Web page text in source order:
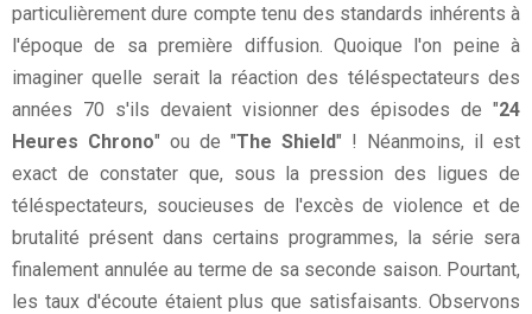
particulièrement dure compte tenu des standards inhérents à
l'époque de sa première diffusion. Quoique l'on peine à
imaginer quelle serait la réaction des téléspectateurs des
années 70 s'ils devaient visionner des épisodes de "24
Heures Chrono" ou de "The Shield" ! Néanmoins, il est
exact de constater que, sous la pression des ligues de
téléspectateurs, soucieuses de l'excès de violence et de
brutalité présent dans certains programmes, la série sera
finalement annulée au terme de sa seconde saison. Pourtant,
les taux d'écoute étaient plus que satisfaisants. Observons